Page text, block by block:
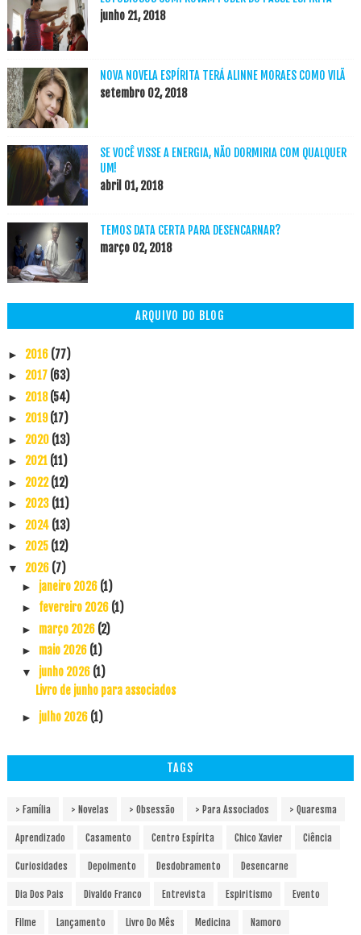
junho 21, 2018
NOVA NOVELA ESPÍRITA TERÁ ALINNE MORAES COMO VILÃ
setembro 02, 2018
SE VOCÊ VISSE A ENERGIA, NÃO DORMIRIA COM QUALQUER
UM!
abril 01, 2018
TEMOS DATA CERTA PARA DESENCARNAR?
março 02, 2018
ARQUIVO DO BLOG
► 2016 (77)
► 2017 (63)
► 2018(54)
► 2019(17)
► 2020 (13)
► 2021 (11)
► 2022(12)
► 2023 (11)
► 2024 (13)
► 2025 (12)
▼ 2026 (7)
► janeiro 2026 (1)
► fevereiro 2026 (1)
► março 2026 (2)
► maio 2026 (1)
▼ junho 2026 (1)
Livro de junho para associados
► julho 2026 (1)
TAGS
> Família > Novelas > Obsessão > Para Associados > Quaresma
Aprendizado Casamento Centro Espírita Chico Xavier Ciência
Curiosidades Depoimento Desdobramento Desencarne
Dia Dos Pais Divaldo Franco Entrevista Espiritismo Evento
Filme Lançamento Livro Do Mês Medicina Namoro